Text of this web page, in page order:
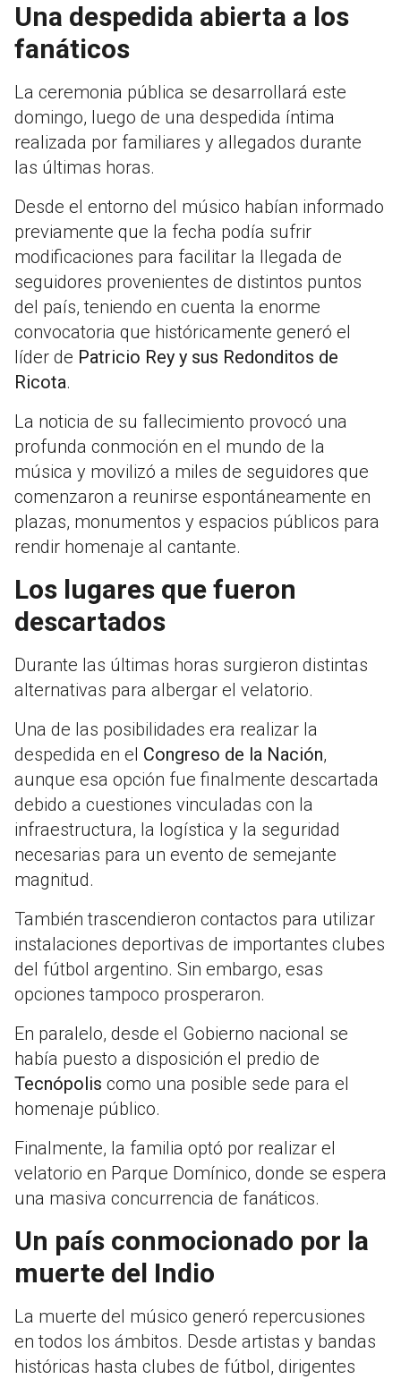
Una despedida abierta a los
fanáticos
La ceremonia pública se desarrollará este
domingo, luego de una despedida íntima
realizada por familiares y allegados durante
las últimas horas.
Desde el entorno del músico habían informado
previamente que la fecha podía sufrir
modificaciones para facilitar la llegada de
seguidores provenientes de distintos puntos
del país, teniendo en cuenta la enorme
convocatoria que históricamente generó el
líder de Patricio Rey y sus Redonditos de
Ricota.
La noticia de su fallecimiento provocó una
profunda conmoción en el mundo de la
música y movilizó a miles de seguidores que
comenzaron a reunirse espontáneamente en
plazas, monumentos y espacios públicos para
rendir homenaje al cantante.
Los lugares que fueron
descartados
Durante las últimas horas surgieron distintas
alternativas para albergar el velatorio.
Una de las posibilidades era realizar la
despedida en el Congreso de la Nación,
aunque esa opción fue finalmente descartada
debido a cuestiones vinculadas con la
infraestructura, la logística y la seguridad
necesarias para un evento de semejante
magnitud.
También trascendieron contactos para utilizar
instalaciones deportivas de importantes clubes
del fútbol argentino. Sin embargo, esas
opciones tampoco prosperaron.
En paralelo, desde el Gobierno nacional se
había puesto a disposición el predio de
Tecnópolis como una posible sede para el
homenaje público.
Finalmente, la familia optó por realizar el
velatorio en Parque Domínico, donde se espera
una masiva concurrencia de fanáticos.
Un país conmocionado por la
muerte del Indio
La muerte del músico generó repercusiones
en todos los ámbitos. Desde artistas y bandas
históricas hasta clubes de fútbol, dirigentes